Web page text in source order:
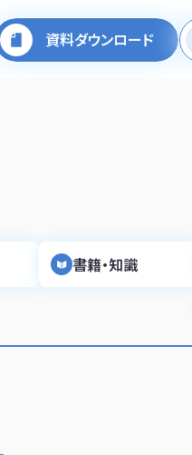
資料ダウンロード
書籍・知識